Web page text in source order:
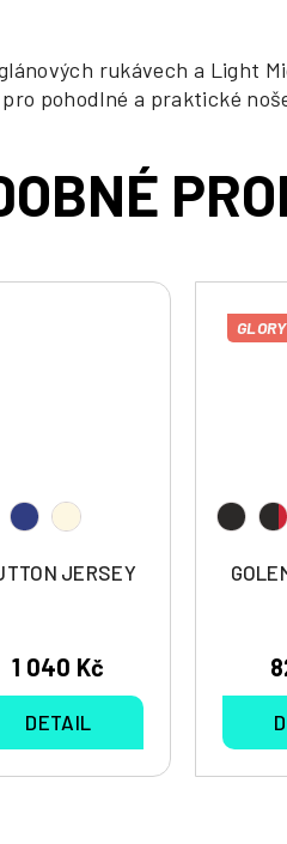
rukávech a Light
pohodlné a praktické
JERSEY
1 040 Kč
DETAIL